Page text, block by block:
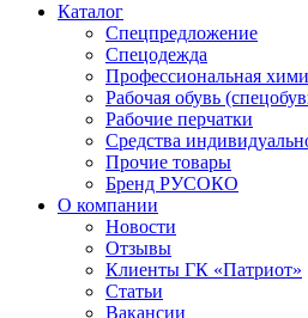
Каталог
Спецпредложение
Спецодежда
Профессиональная
Рабочая обувь
Рабочие перчатки
Средства
Прочие товары
Бренд РУСОКО
О компании
Новости
Отзывы
Клиенты ГК «Патриот»
Статьи
Вакансии